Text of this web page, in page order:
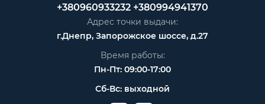
+380960933232 +380994941370
Адрес точки выдачи:
г.Днепр, Запорожское шоссе, д.27
Время работы:
Пн-Пт: 09:00-17:00
Сб-Вс: выходной